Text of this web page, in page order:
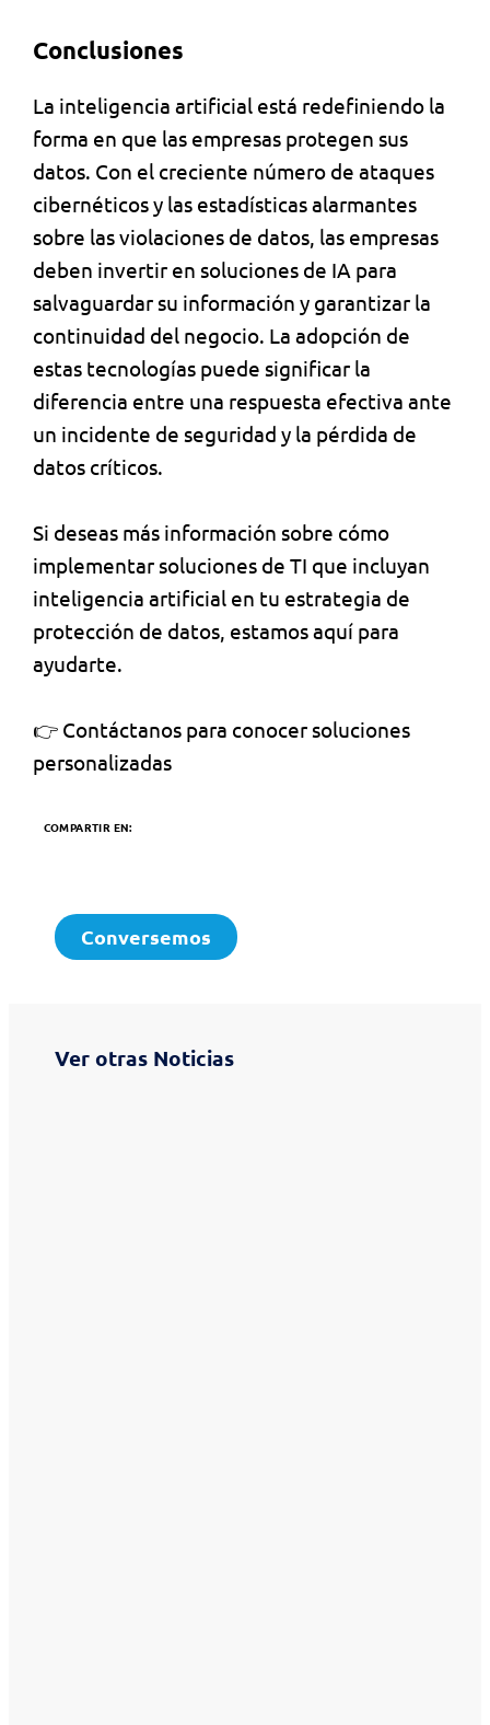
Conclusiones
La inteligencia artificial está redefiniendo la
forma en que las empresas protegen sus
datos. Con el creciente número de ataques
cibernéticos y las estadísticas alarmantes
sobre las violaciones de datos, las empresas
deben invertir en soluciones de IA para
salvaguardar su información y garantizar la
continuidad del negocio. La adopción de
estas tecnologías puede significar la
diferencia entre una respuesta efectiva ante
un incidente de seguridad y la pérdida de
datos críticos.
Si deseas más información sobre cómo
implementar soluciones de TI que incluyan
inteligencia artificial en tu estrategia de
protección de datos, estamos aquí para
ayudarte.
👉 Contáctanos para conocer soluciones
personalizadas
COMPARTIR EN:
Conversemos
Ver otras Noticias